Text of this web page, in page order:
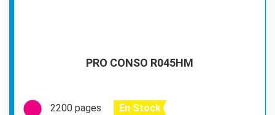
PRO CONSO R045HM
2200 pages En Stock